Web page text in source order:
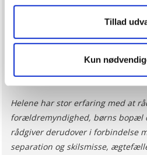
hjemmeside ved at sikre
og huske dine præferencer
så vi kan optimere vores
medier. Du kan til enhver tid
Du skal være opmærksom på,
cookies eller tilbagetrækker et
mere om vores brug af cookies
personoplysninger i forbindelse
voresprivatlivspolitikog
Tillad
Kun
Helene Treschow
Helene har stor erfaring med at
forældremyndighed, børns bopæl
rådgiver derudover i forbindelse
separation og skilsmisse,